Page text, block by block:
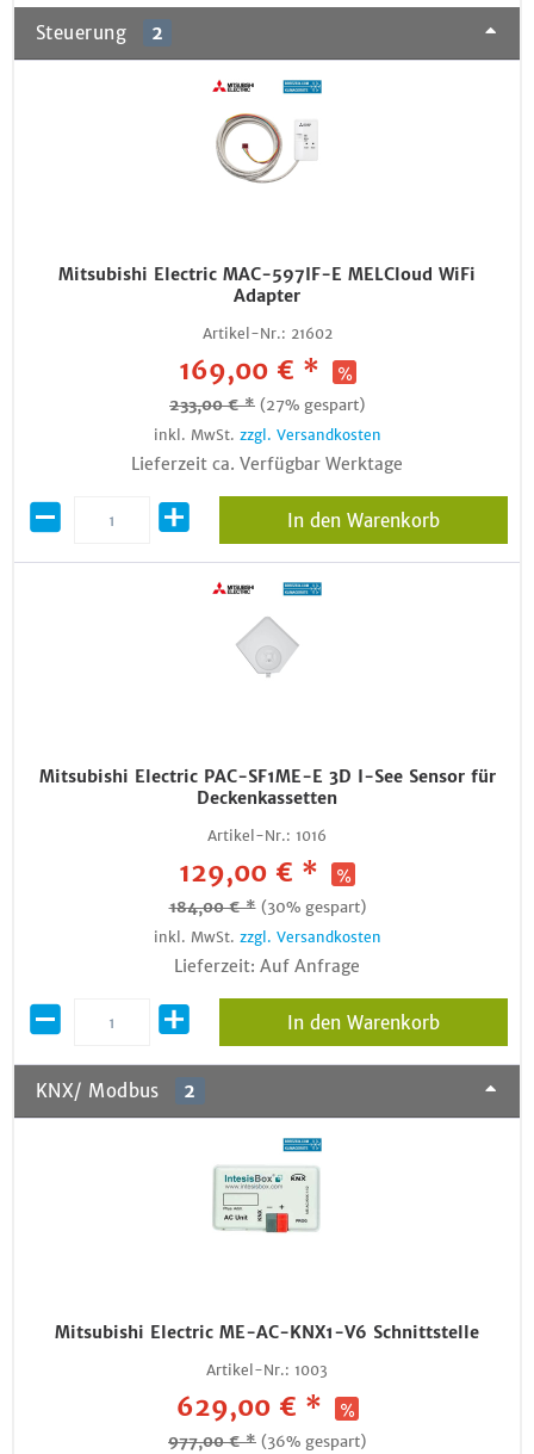
Steuerung 2
Mitsubishi Electric MAC-597IF-E MELCloud WiFi
Adapter
Artikel-Nr.: 21602
169,00 € *
233,00 € * (27% gespart)
inkl. MwSt. zzgl. Versandkosten
Lieferzeit ca. Verfügbar Werktage
In den Warenkorb
Mitsubishi Electric PAC-SF1ME-E 3D I-See Sensor für
Deckenkassetten
Artikel-Nr.: 1016
129,00 € *
184,00 € * (30% gespart)
inkl. MwSt. zzgl. Versandkosten
Lieferzeit: Auf Anfrage
In den Warenkorb
KNX/ Modbus 2
Mitsubishi Electric ME-AC-KNX1-V6 Schnittstelle
Artikel-Nr.: 1003
629,00 € *
977,00 € * (36% gespart)